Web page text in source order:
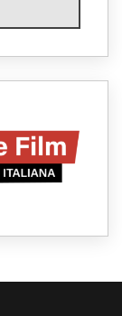
la Giornata
Paese